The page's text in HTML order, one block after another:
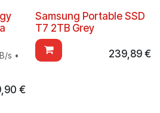
s •
€
Samsung Portable SSD
T7 2TB Grey
239,89 €